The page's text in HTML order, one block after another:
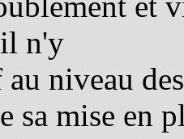
n'y
niveau
sa mise en